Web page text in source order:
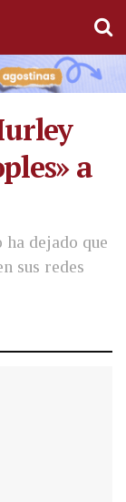
a
dejado que
sus redes